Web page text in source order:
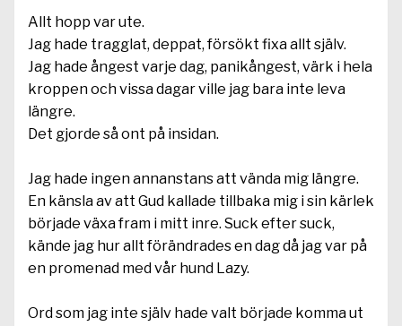
Allt hopp var ute.
Jag hade tragglat, deppat, försökt fixa allt själv.
Jag hade ångest varje dag, panikångest, värk i hela
kroppen och vissa dagar ville jag bara inte leva
längre.
Det gjorde så ont på insidan.
Jag hade ingen annanstans att vända mig längre.
En känsla av att Gud kallade tillbaka mig i sin kärlek
började växa fram i mitt inre. Suck efter suck,
kände jag hur allt förändrades en dag då jag var på
en promenad med vår hund Lazy.
Ord som jag inte själv hade valt började komma ut